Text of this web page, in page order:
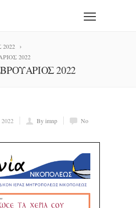
2022
2022
By imnp
No